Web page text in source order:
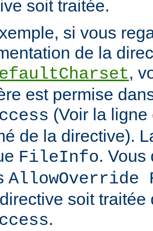
soit traitée.
si vous
de la
,
est permise
(Voir la
de la directive).
FileInfo. Vous
soit
.